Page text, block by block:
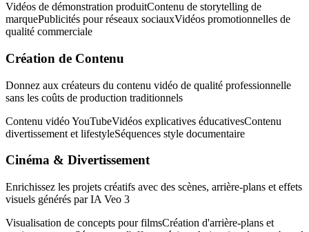
Vidéos de démonstration produitContenu de storytelling de
marquePublicités pour réseaux sociauxVidéos promotionnelles de
qualité commerciale
Création de Contenu
Donnez aux créateurs du contenu vidéo de qualité professionnelle
sans les coûts de production traditionnels
Contenu vidéo YouTubeVidéos explicatives éducativesContenu
divertissement et lifestyleSéquences style documentaire
Cinéma & Divertissement
Enrichissez les projets créatifs avec des scènes, arrière-plans et effets
visuels générés par IA Veo 3
Visualisation de concepts pour filmsCréation d'arrière-plans et